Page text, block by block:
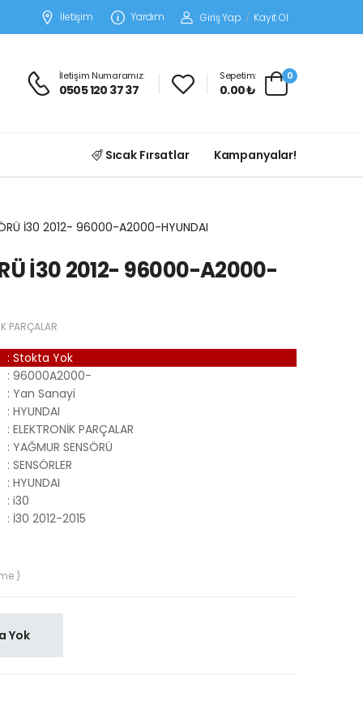
İletişim Yardım Giriş Yap / Kayıt Ol
İletişim Numaramız:
0505 120 37 37
Sepetim:
0.00 ₺
0
Sıcak Fırsatlar Kampanyalar!
İ30 2012- 96000-A2000-HYUNDAI
İ30 2012- 96000-A2000-
PARÇALAR
: Stokta Yok
: 96000A2000-
: Yan Sanayi
: HYUNDAI
: ELEKTRONİK PARÇALAR
: YAĞMUR SENSÖRÜ
: SENSÖRLER
: HYUNDAI
: i30
: İ30 2012-2015
)
Yok